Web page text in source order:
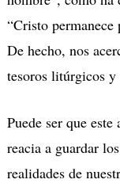
“Cristo
De hecho, nos
tesoros litúrgicos y
Puede ser que
reacia a guardar
realidades de